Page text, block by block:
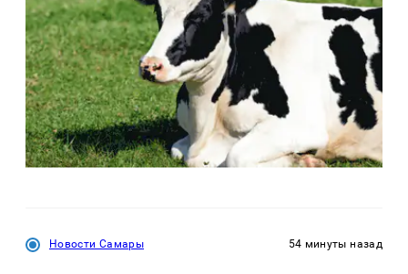
Новости Самары 54 минуты назад